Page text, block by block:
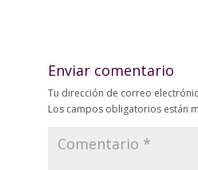
Enviar comentario
Tu dirección de correo
Los campos obligatorios están